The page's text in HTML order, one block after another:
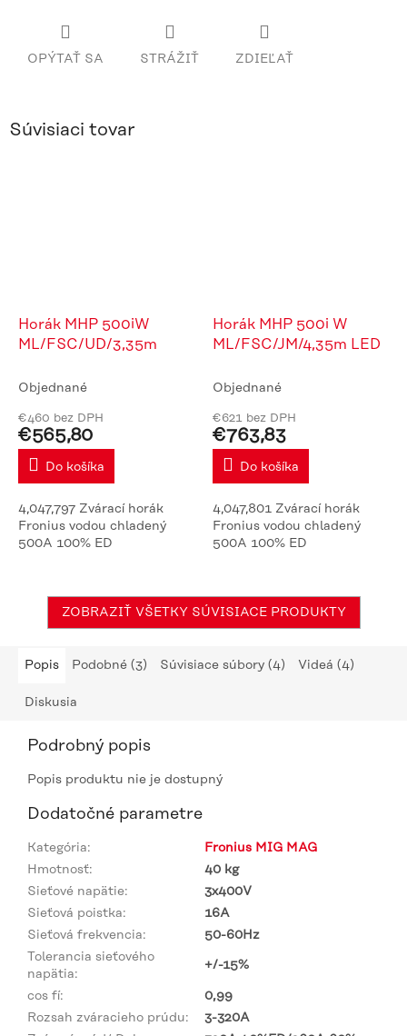
OPÝTAŤ SA STRÁŽIŤ ZDIEĽAŤ
Súvisiaci tovar
Horák MHP 500iW
ML/FSC/UD/3,35m
Objednané
€460 bez DPH
€565,80
Do košíka
4,047,797 Zvárací horák
Fronius vodou chladený
500A 100% ED
Horák MHP 500i W
ML/FSC/JM/4,35m LED
Objednané
€621 bez DPH
€763,83
Do košíka
4,047,801 Zvárací horák
Fronius vodou chladený
500A 100% ED
ZOBRAZIŤ VŠETKY SÚVISIACE PRODUKTY
Popis Podobné (3) Súvisiace súbory (4) Videá (4)
Diskusia
Podrobný popis
Popis produktu nie je dostupný
Dodatočné parametre
Kategória:
Fronius MIG MAG
Hmotnosť:
40 kg
Sieťové napätie:
3x400V
Sieťová poistka:
16A
Sieťová frekvencia:
50-60Hz
Tolerancia sieťového
napätia:
+/-15%
cos fí:
0,99
Rozsah zváracieho prúdu:
3-320A